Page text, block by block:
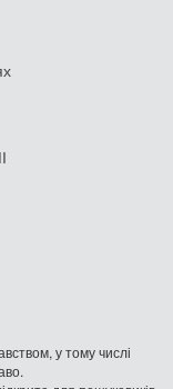
у тому числі